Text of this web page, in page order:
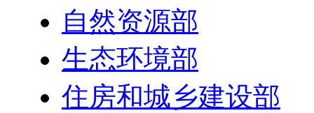
自然资源部
生态环境部
住房和城乡建设部